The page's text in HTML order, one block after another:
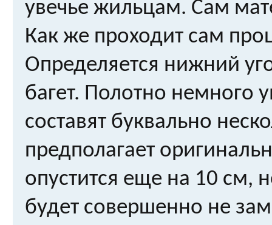
увечье жильцам. Сам
Как же проходит сам
Определяется нижний
багет. Полотно немного
составят буквально
предполагает
опустится еще на 10 см,
будет совершенно не